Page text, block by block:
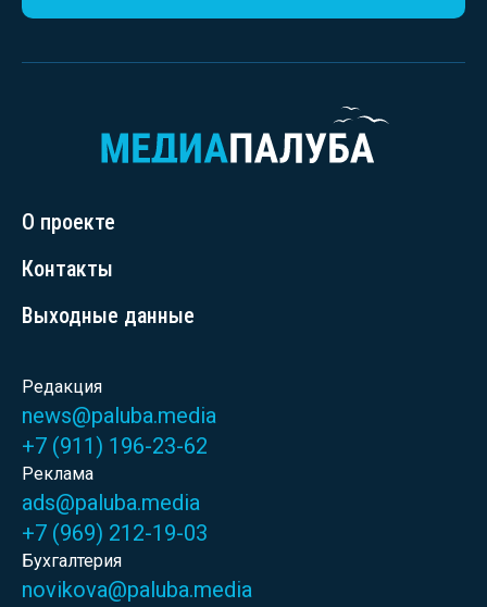
О проекте
Контакты
Выходные данные
Редакция
news@paluba.media
+7 (911) 196-23-62
Реклама
ads@paluba.media
+7 (969) 212-19-03
Бухгалтерия
novikova@paluba.media